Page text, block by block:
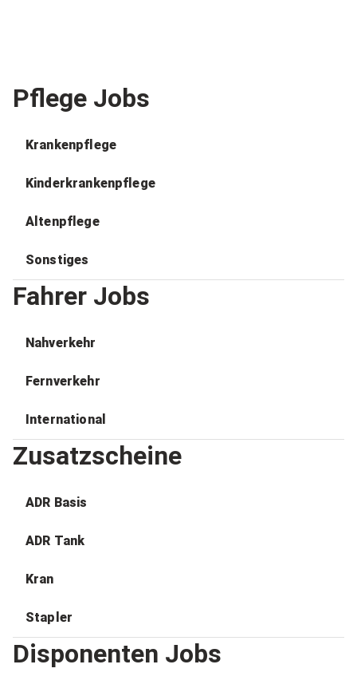
Pflege Jobs
Krankenpflege
Kinderkrankenpflege
Altenpflege
Sonstiges
Fahrer Jobs
Nahverkehr
Fernverkehr
International
Zusatzscheine
ADR Basis
ADR Tank
Kran
Stapler
Disponenten Jobs